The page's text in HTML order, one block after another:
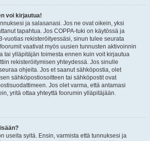
voi kirjautua!
ja salasanasi. Jos ne ovat oikein, yksi
tapahtua. Jos COPPA-tuki on käytössä ja
vuotias rekisteröityessäsi, sinun tulee seurata
vaativat myös uusien tunnusten aktivoinnin
tai ylläpitäjän toimesta ennen kuin voit kirjautua
rekisteröitymisen yhteydessä. Jos sinulle
ohjeita. Jos et saanut sähköpostia, olet
sähköpostiosoitteen tai sähköpostit ovat
Jos olet varma, että antamasi
yritä ottaa yhteyttä foorumin ylläpitäjään.
useita syitä. Ensin, varmista että tunnuksesi ja